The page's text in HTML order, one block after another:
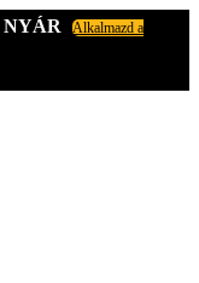
NYÁR
Alkalmazd a